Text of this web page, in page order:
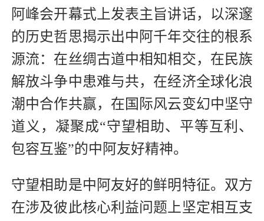
阿峰会开幕式上发表主旨讲话，以深邃
的历史哲思揭示出中阿千年交往的根系
源流：在丝绸古道中相知相交，在民族
解放斗争中患难与共，在经济全球化浪
潮中合作共赢，在国际风云变幻中坚守
道义，凝聚成“守望相助、平等互利、
包容互鉴”的中阿友好精神。
守望相助是中阿友好的鲜明特征。双方
在涉及彼此核心利益问题上坚定相互支